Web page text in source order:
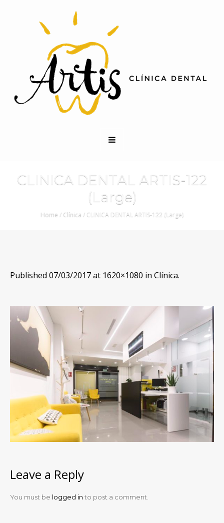
CLINICA DENTAL ARTIS-122
(Large)
Home / Clínica / CLINICA DENTAL ARTIS-122 (Large)
Published 07/03/2017at 1620×1080 in Clínica.
Leave a Reply
You must be logged in to post a comment.